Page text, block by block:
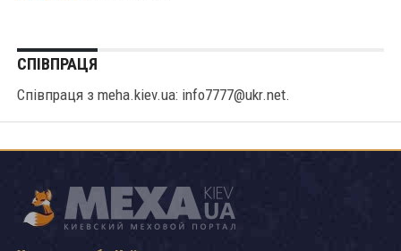
СПІВПРАЦЯ
Співпраця з meha.kiev.ua: info7777@ukr.net.